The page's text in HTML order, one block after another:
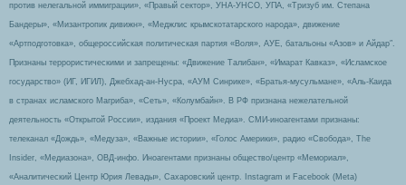
против нелегальной иммиграции», «Правый сектор», УНА-УНСО, УПА, «Тризуб им. Степана
Бандеры», «Мизантропик дивижн», «Меджлис крымскотатарского народа», движение
«Артподготовка», общероссийская политическая партия «Воля», АУЕ, батальоны «Азов» и Айдар″.
Признаны террористическими и запрещены: «Движение Талибан», «Имарат Кавказ», «Исламское
государство» (ИГ, ИГИЛ), Джебхад-ан-Нусра, «АУМ Синрике», «Братья-мусульмане», «Аль-Каида
в странах исламского Магриба», «Сеть», «Колумбайн». В РФ признана нежелательной
деятельность «Открытой России», издания «Проект Медиа». СМИ-иноагентами признаны:
телеканал «Дождь», «Медуза», «Важные истории», «Голос Америки», радио «Свобода», The
Insider, «Медиазона», ОВД-инфо. Иноагентами признаны общество/центр «Мемориал»,
«Аналитический Центр Юрия Левады», Сахаровский центр. Instagram и Facebook (Metа)